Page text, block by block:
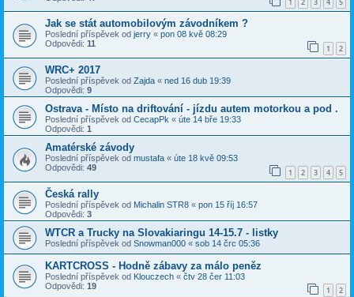
1 2 3 4 5
Jak se stát automobilovým závodníkem ?
Poslední příspěvek od jerry « pon 08 kvě 08:29
Odpovědi: 11 1 2
WRC+ 2017
Poslední příspěvek od Zajda « ned 16 dub 19:39
Odpovědi: 9
Ostrava - Místo na driftování - jízdu autem motorkou a pod .
Poslední příspěvek od CecapPk « úte 14 bře 19:33
Odpovědi: 1
Amatérské závody
Poslední příspěvek od mustafa « úte 18 kvě 09:53
Odpovědi: 49 1 2 3 4 5
Česká rally
Poslední příspěvek od Michalin STR8 « pon 15 říj 16:57
Odpovědi: 3
WTCR a Trucky na Slovakiaringu 14-15.7 - listky
Poslední příspěvek od Snowman000 « sob 14 črc 05:36
KARTCROSS - Hodně zábavy za málo peněz
Poslední příspěvek od Klouczech « čtv 28 čer 11:03
Odpovědi: 19 1 2